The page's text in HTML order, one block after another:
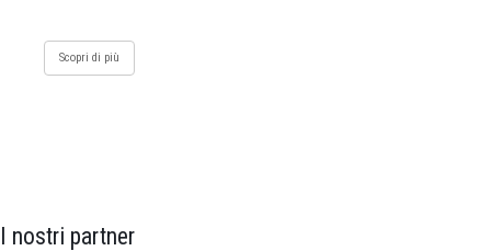
Scopri di più
I nostri partner